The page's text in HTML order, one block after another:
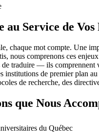
au Service de
chaque mot compte. Une
nous comprenons ces
traduire — ils
de premier plan
de recherche, des
que Nous
du Québec